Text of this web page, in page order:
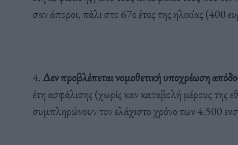
σαν άποροι, πάλι στο 67ο έτος της ηλικίας (400
4. Δεν προβλέπεται νομοθετική υποχρέωση
έτη ασφάλισης (χωρίς καν καταβολή μέρους της
συμπληρώνουν τον ελάχιστο χρόνο των 4.500